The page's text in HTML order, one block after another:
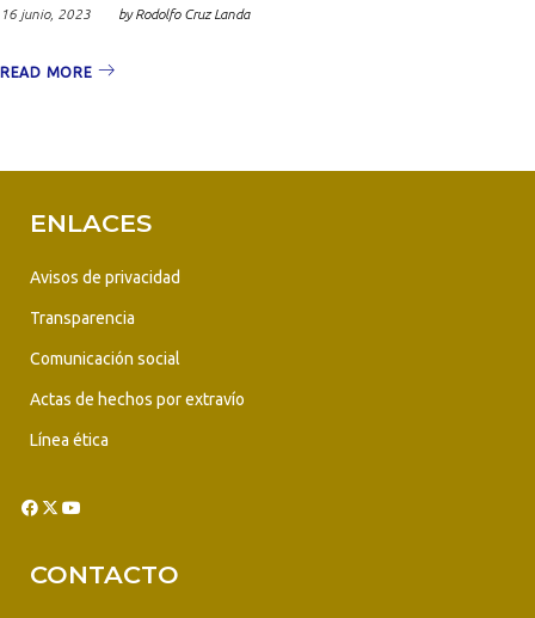
16 junio, 2023 byRodolfo Cruz Landa
READ MORE
ENLACES
Avisos de privacidad
Transparencia
Comunicación social
Actas de hechos por extravío
Línea ética
CONTACTO